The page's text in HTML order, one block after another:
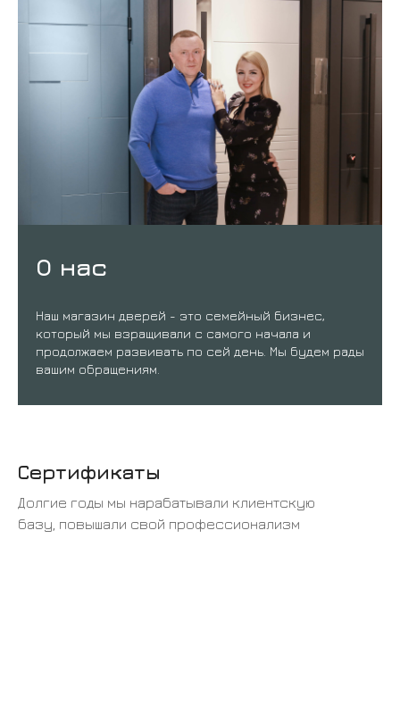
О нас
Наш магазин дверей - это семейный бизнес,
который мы взращивали с самого начала и
продолжаем развивать по сей день. Мы будем рады
вашим обращениям.
Сертификаты
Долгие годы мы нарабатывали клиентскую
базу, повышали свой профессионализм